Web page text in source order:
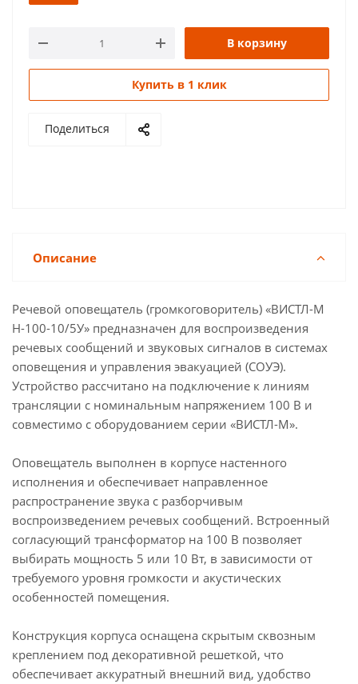
В корзину
Купить в 1 клик
Поделиться
Описание
Речевой оповещатель (громкоговоритель) «ВИСТЛ-М
Н-100-10/5У» предназначен для воспроизведения
речевых сообщений и звуковых сигналов в системах
оповещения и управления эвакуацией (СОУЭ).
Устройство рассчитано на подключение к линиям
трансляции с номинальным напряжением 100 В и
совместимо с оборудованием серии «ВИСТЛ-М».
Оповещатель выполнен в корпусе настенного
исполнения и обеспечивает направленное
распространение звука с разборчивым
воспроизведением речевых сообщений. Встроенный
согласующий трансформатор на 100 В позволяет
выбирать мощность 5 или 10 Вт, в зависимости от
требуемого уровня громкости и акустических
особенностей помещения.
Конструкция корпуса оснащена скрытым сквозным
креплением под декоративной решеткой, что
обеспечивает аккуратный внешний вид, удобство